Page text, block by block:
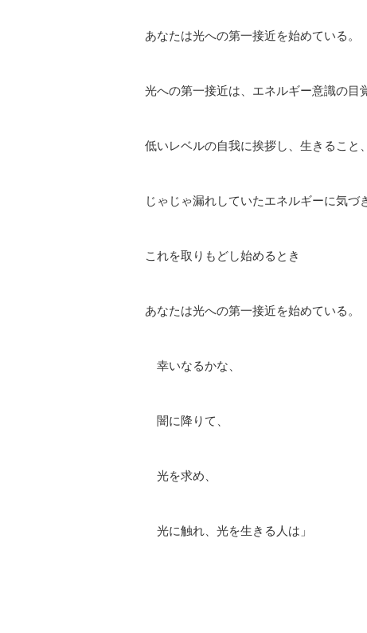
あなたは光への第一接近を始めている。
光への第一接近は、エネルギー意識の目
低いレベルの自我に挨拶し、生きること
じゃじゃ漏れしていたエネルギーに気づ
これを取りもどし始めるとき
あなたは光への第一接近を始めている。
幸いなるかな、
闇に降りて、
光を求め、
光に触れ、光を生きる人は」